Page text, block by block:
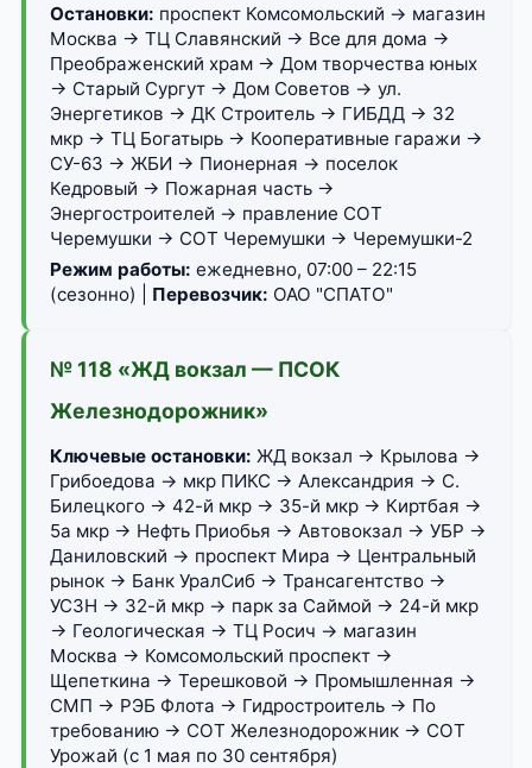
Остановки: проспект Комсомольский → магазин
Москва → ТЦ Славянский → Все для дома →
Преображенский храм → Дом творчества юных
→ Старый Сургут → Дом Советов → ул.
Энергетиков → ДК Строитель → ГИБДД → 32
мкр → ТЦ Богатырь → Кооперативные гаражи →
СУ-63 → ЖБИ → Пионерная → поселок
Кедровый → Пожарная часть →
Энергостроителей → правление СОТ
Черемушки → СОТ Черемушки → Черемушки-2
Режим работы: ежедневно, 07:00 – 22:15
(сезонно) | Перевозчик: ОАО "СПАТО"
№ 118 «ЖД вокзал — ПСОК
Железнодорожник»
Ключевые остановки: ЖД вокзал → Крылова →
Грибоедова → мкр ПИКС → Александрия → С.
Билецкого → 42-й мкр → 35-й мкр → Киртбая →
5а мкр → Нефть Приобья → Автовокзал → УБР →
Даниловский → проспект Мира → Центральный
рынок → Банк УралСиб → Трансагентство →
УСЗН → 32-й мкр → парк за Саймой → 24-й мкр
→ Геологическая → ТЦ Росич → магазин
Москва → Комсомольский проспект →
Щепеткина → Терешковой → Промышленная →
СМП → РЭБ Флота → Гидростроитель → По
требованию → СОТ Железнодорожник → СОТ
Урожай (с 1 мая по 30 сентября)